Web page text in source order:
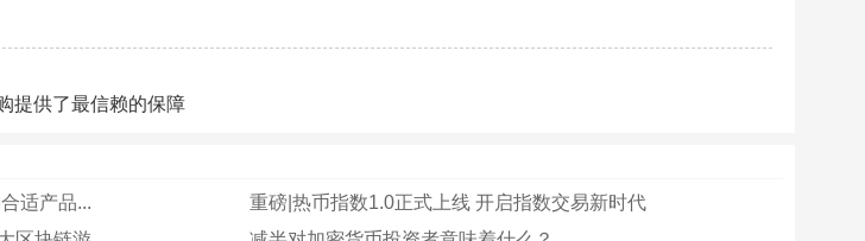
提供了最信赖的保障
适产品...
重磅|热币指数1.0正式上线 开启指数交易新时代